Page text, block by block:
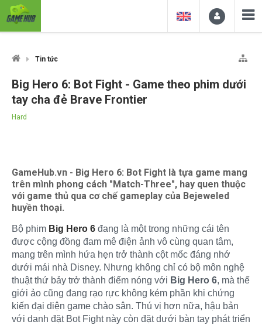
Tin tức
Big Hero 6: Bot Fight - Game theo phim dưới
tay cha đẻ Brave Frontier
Hard
GameHub.vn - Big Hero 6: Bot Fight là tựa game mang
trên mình phong cách "Match-Three", hay quen thuộc
với game thủ qua cơ chế gameplay của Bejeweled
huyền thoại.
Bộ phim Big Hero 6 đang là một trong những cái tên
được cộng đồng đam mê điện ảnh vô cùng quan tâm,
mang trên mình hứa hẹn trở thành cột mốc đáng nhớ
dưới mái nhà Disney. Nhưng không chỉ có bộ môn nghệ
thuật thứ bảy trở thành điểm nóng với Big Hero 6, mà thế
giới ảo cũng đang rạo rực không kém phần khi chứng
kiến đại diện game chào sân. Thú vị hơn nữa, hậu bản
với danh đặt Bot Fight này còn đặt dưới bàn tay phát triển